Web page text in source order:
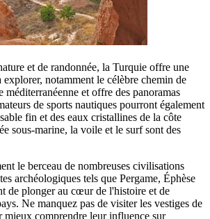
et de randonnée, la Turquie offre une
explorer, notamment le célèbre chemin de
et offre des panoramas
de sports nautiques pourront également
fin et des eaux cristallines de la côte
sous-marine, la voile et le surf sont des
le berceau de nombreuses civilisations
archéologiques tels que Pergame, Éphèse
de plonger au cœur de l'histoire et de
Ne manquez pas de visiter les vestiges de
mieux comprendre leur influence sur